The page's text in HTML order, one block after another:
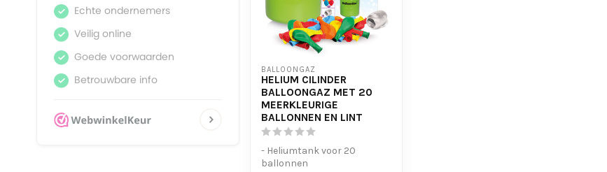
BALLOONGAZ
HELIUM CILINDER
BALLOONGAZ MET 20
MEERKLEURIGE
BALLONNEN EN LINT
- Heliumtank voor 20
ballonnen